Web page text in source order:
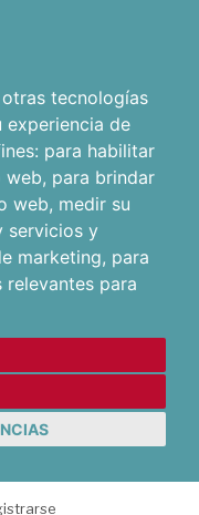
tecnologías
experiencia de
para habilitar
web, para brindar
web, medir su
servicios y
marketing, para
relevantes para